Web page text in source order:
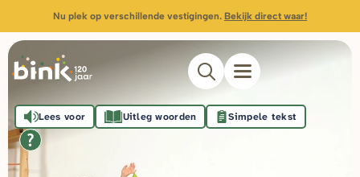
Nu plek op verschillende vestigingen. Bekijk direct waar!
Lees voor Uitleg woorden Simpele tekst